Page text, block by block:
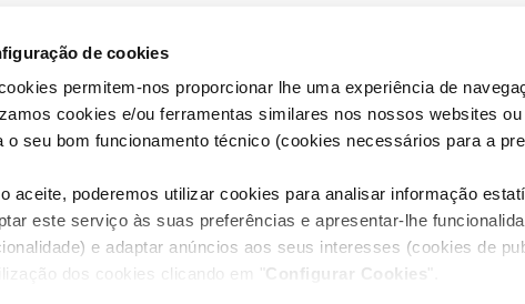
de cookies
permitem-nos proporcionar lhe uma experiência de
cookies e/ou ferramentas similares nos nossos websites
o seu bom funcionamento técnico (cookies necessários para a
aceite, poderemos utilizar cookies para analisar informação
este serviço às suas preferências e apresentar-lhe
e adaptar anúncios aos seus interesses (cookies de
dos cookies clicando em " Configurar Cookies ".
Condições do Fórum NOS